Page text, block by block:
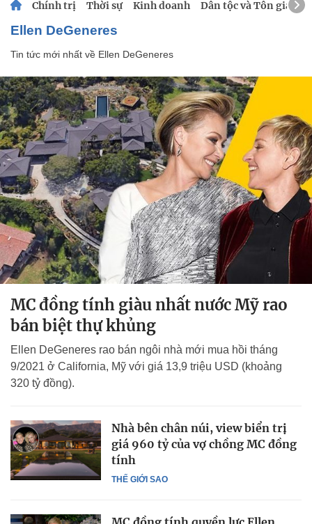
Chính trị Thời sự Kinh doanh Dân tộc và Tôn giáo
Ellen DeGeneres
Tin tức mới nhất về Ellen DeGeneres
MC đồng tính giàu nhất nước Mỹ rao
bán biệt thự khủng
Ellen DeGeneres rao bán ngôi nhà mới mua hồi tháng
9/2021 ở California, Mỹ với giá 13,9 triệu USD (khoảng
320 tỷ đồng).
THẾ GIỚI SAO
Nhà bên chân núi, view biển trị
giá 960 tỷ của vợ chồng MC đồng
tính